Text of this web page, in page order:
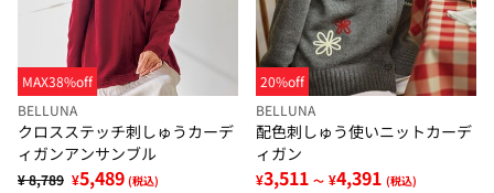
MAX38%off
BELLUNA
クロスステッチ刺しゅうカーデ
ィガンアンサンブル
¥ 8,789 ¥5,489 (税込)
20%off
BELLUNA
配色刺しゅう使いニットカーデ
ィガン
¥3,511 ～ ¥4,391 (税込)